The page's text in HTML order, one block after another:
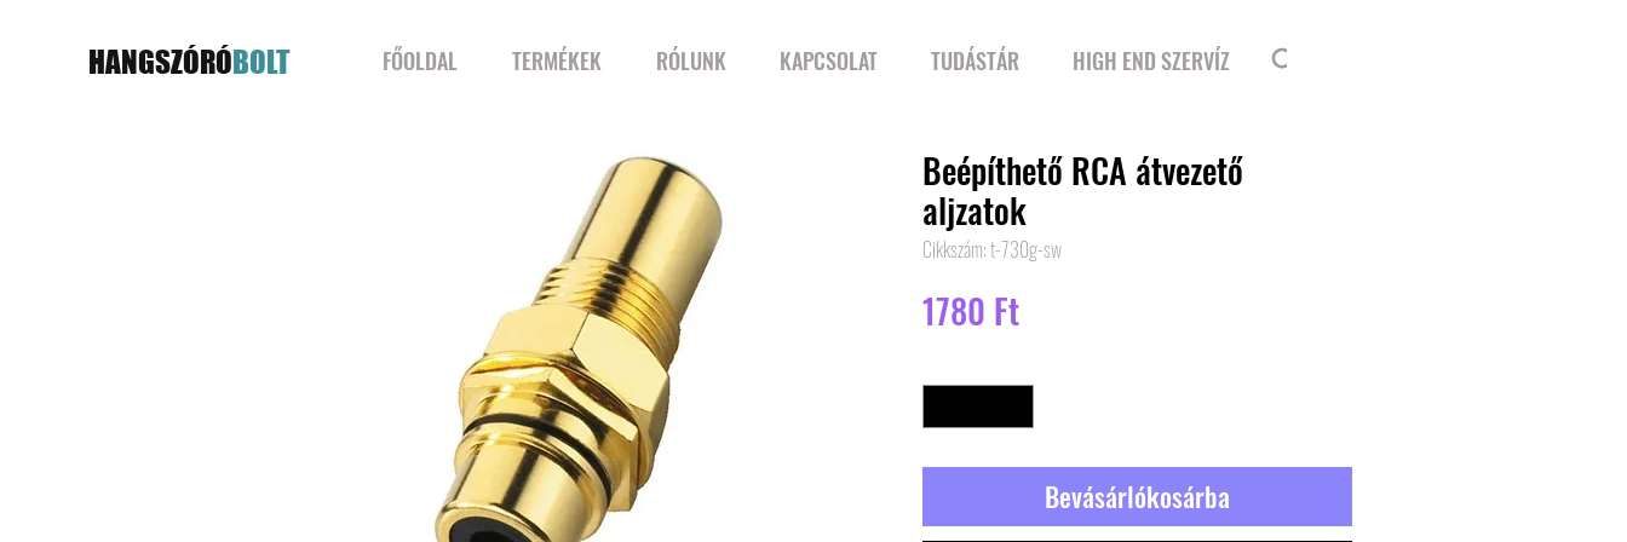
HANGSZÓRÓBOLT FŐOLDAL TERMÉKEK RÓLUNK KAPCSOLAT TUDÁSTÁR HIGH END SZERVÍZ
Beépíthető RCA átvezető
aljzatok
Cikkszám: t-730g-sw
1780 FtÁr
Bevásárlókosárba